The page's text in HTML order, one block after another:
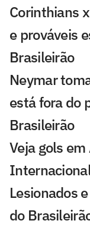
Corinthians
e prováveis
Brasileirão
Neymar
está fora do
Brasileirão
Veja gols
Lesionados
do